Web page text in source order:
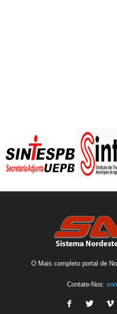
O Mais completo portal de
Contate-Nos: